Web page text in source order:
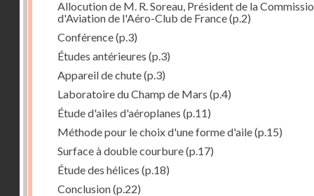
Allocution de M. R. Soreau, Président de la
d'Aviation de l'Aéro-Club de France(p.2)
Conférence(p.3)
Études antérieures (p.3)
Appareil de chute(p.3)
Laboratoire du Champ de Mars (p.4)
Étude d'ailes d'aéroplanes (p.11)
Méthode pour le choix d'une forme d'aile(p.15)
Surface à double courbure(p.17)
Étude des hélices (p.18)
Conclusion(p.22)